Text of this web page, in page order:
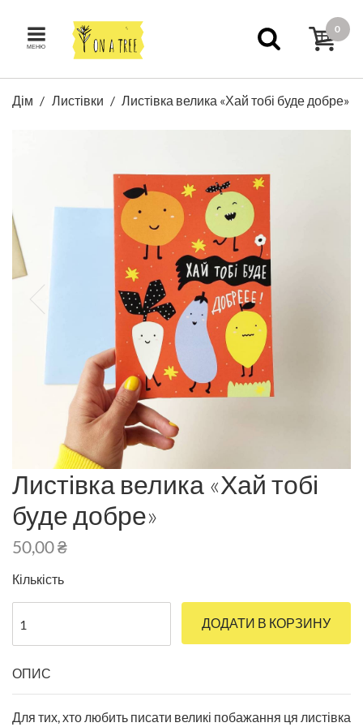
МЕНЮ
0
Дім Листівки Листівка велика «Хай тобі буде добре»
Листівка велика «Хай тобі
буде добре»
50,00₴
Кількість
ДОДАТИ В КОРЗИНУ
ОПИС
Для тих, хто любить писати великі побажання ця листівка